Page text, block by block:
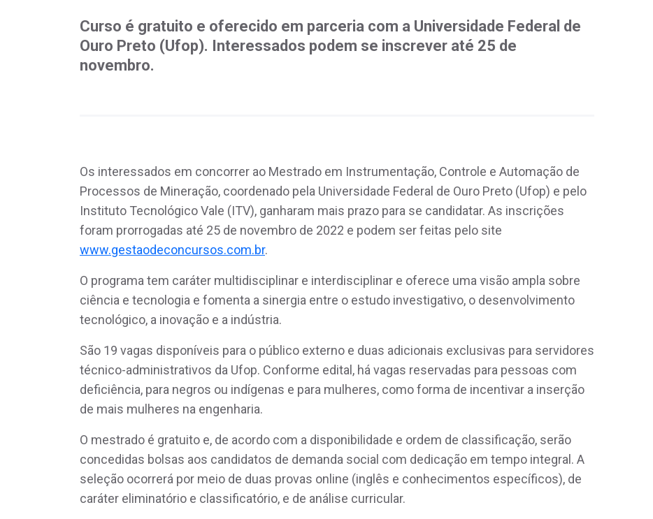
Curso é gratuito e oferecido em parceria com a Universidade Federal de
Ouro Preto (Ufop). Interessados podem se inscrever até 25 de
novembro.
Os interessados em concorrer ao Mestrado em Instrumentação, Controle e Automação de
Processos de Mineração, coordenado pela Universidade Federal de Ouro Preto (Ufop) e pelo
Instituto Tecnológico Vale (ITV), ganharam mais prazo para se candidatar. As inscrições
foram prorrogadas até 25 de novembro de 2022 e podem ser feitas pelo site
www.gestaodeconcursos.com.br.
O programa tem caráter multidisciplinar e interdisciplinar e oferece uma visão ampla sobre
ciência e tecnologia e fomenta a sinergia entre o estudo investigativo, o desenvolvimento
tecnológico, a inovação e a indústria.
São 19 vagas disponíveis para o público externo e duas adicionais exclusivas para servidores
técnico-administrativos da Ufop. Conforme edital, há vagas reservadas para pessoas com
deficiência, para negros ou indígenas e para mulheres, como forma de incentivar a inserção
de mais mulheres na engenharia.
O mestrado é gratuito e, de acordo com a disponibilidade e ordem de classificação, serão
concedidas bolsas aos candidatos de demanda social com dedicação em tempo integral. A
seleção ocorrerá por meio de duas provas online (inglês e conhecimentos específicos), de
caráter eliminatório e classificatório, e de análise curricular.